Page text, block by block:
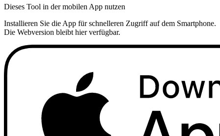
Dieses Tool in der mobilen App nutzen
Installieren Sie die App für schnelleren Zugriff auf dem Smartphone.
Die Webversion bleibt hier verfügbar.